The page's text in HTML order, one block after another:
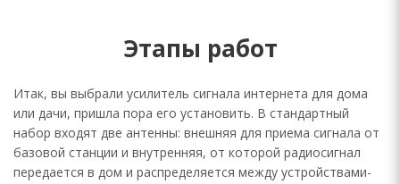
Этапы работ
Итак, вы выбрали усилитель сигнала интернета для дома
или дачи, пришла пора его установить. В стандартный
набор входят две антенны: внешняя для приема сигнала от
базовой станции и внутренняя, от которой радиосигнал
передается в дом и распределяется между устройствами-